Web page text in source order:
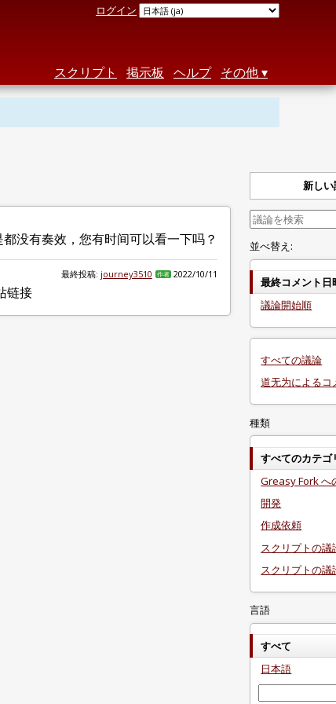
ログイン
スクリプト 掲示板 ヘルプ その他
没有奏效，您有时间可以看一下吗？
最終投稿: journey3510 作者 2022/10/11
链接
新しい
並べ替え:
最終コメント日
議論開始順
すべての議論
道无为によるコ
種類
すべてのカテゴ
Greasy Fork へ
開発
作成依頼
スクリプトの議
スクリプトの議
言語
すべて
日本語